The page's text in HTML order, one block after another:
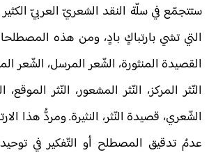
ستتجمّع في سلّة النقد الشعريّ العربيّ
التي تشي بارتباكٍ بادٍ، ومن هذه
القصيدة المنثورة، الشّعر المرسل، الشّعر
النّثر المركز، النّثر المشعور، النّثر الموقع،
الشّعري، قصيدة النّثر، النثيرة. ومردُّ هذا
عدمُ تدقيق المصطلح أو التّفكير في